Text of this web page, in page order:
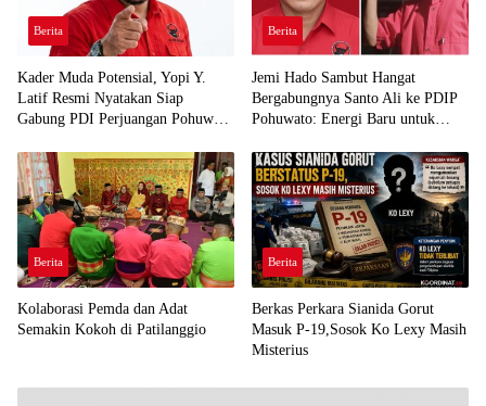
Berita
Kader Muda Potensial, Yopi Y.
Latif Resmi Nyatakan Siap
Gabung PDI Perjuangan Pohuwato
Berita
Jemi Hado Sambut Hangat
Bergabungnya Santo Ali ke PDIP
Pohuwato: Energi Baru untuk
Berita
Kolaborasi Pemda dan Adat
Semakin Kokoh di Patilanggio
Berita
Berkas Perkara Sianida Gorut
Masuk P-19,Sosok Ko Lexy Masih
Misterius